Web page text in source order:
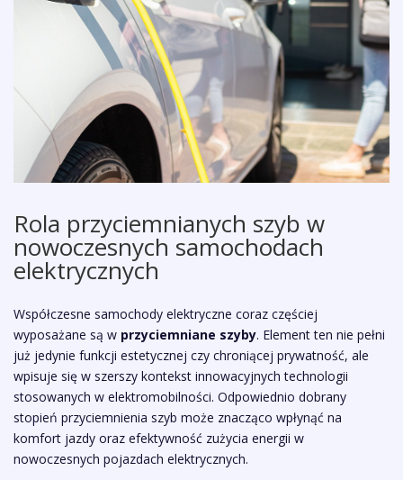
Rola przyciemnianych szyb w
nowoczesnych samochodach
elektrycznych
Współczesne samochody elektryczne coraz częściej
wyposażane są w przyciemniane szyby. Element ten nie pełni
już jedynie funkcji estetycznej czy chroniącej prywatność, ale
wpisuje się w szerszy kontekst innowacyjnych technologii
stosowanych w elektromobilności. Odpowiednio dobrany
stopień przyciemnienia szyb może znacząco wpłynąć na
komfort jazdy oraz efektywność zużycia energii w
nowoczesnych pojazdach elektrycznych.